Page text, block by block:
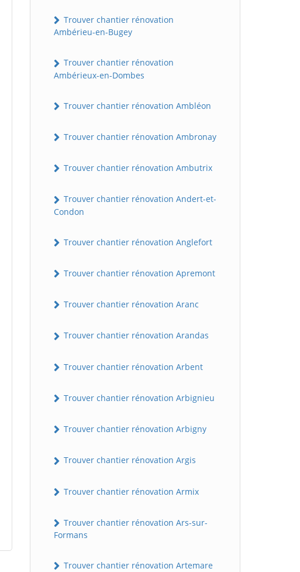
Trouver chantier rénovation
Ambérieu-en-Bugey
Trouver chantier rénovation
Ambérieux-en-Dombes
Trouver chantier rénovation Ambléon
Trouver chantier rénovation Ambronay
Trouver chantier rénovation Ambutrix
Trouver chantier rénovation Andert-et-
Condon
Trouver chantier rénovation Anglefort
Trouver chantier rénovation Apremont
Trouver chantier rénovation Aranc
Trouver chantier rénovation Arandas
Trouver chantier rénovation Arbent
Trouver chantier rénovation Arbignieu
Trouver chantier rénovation Arbigny
Trouver chantier rénovation Argis
Trouver chantier rénovation Armix
Trouver chantier rénovation Ars-sur-
Formans
Trouver chantier rénovation Artemare